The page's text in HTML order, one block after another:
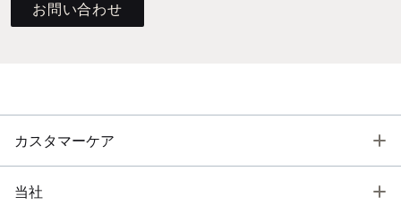
お問い合わせ
カスタマーケア
当社